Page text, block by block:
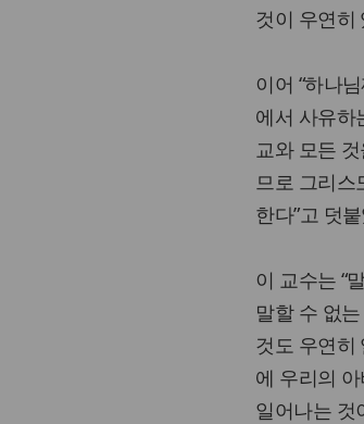
것이 우연히
이어 “하나
에서 사유하
교와 모든
므로 그리
한다”고 덧
이 교수는 “
말할 수 없
것도 우연히
에 우리의
일어나는 것